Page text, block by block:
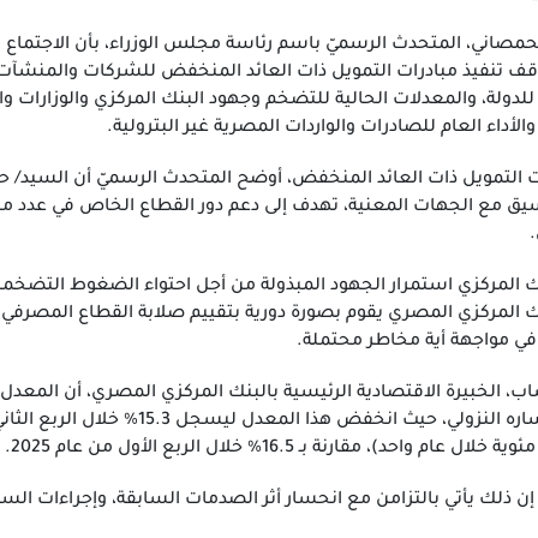
المتحدث الرسميّ باسم رئاسة مجلس الوزراء، بأن
تنفيذ مبادرات التمويل ذات العائد المنخفض للشركات
للدولة، والمعدلات الحالية للتضخم وجهود البنك المركزي
العام للصادرات والواردات المصرية غير البترولية.
ذات العائد المنخفض، أوضح المتحدث الرسميّ أن السيد/
مع الجهات المعنية، تهدف إلى دعم دور القطاع الخاص في
المركزي استمرار الجهود المبذولة من أجل احتواء الضغوط
المركزي المصري يقوم بصورة دورية بتقييم صلابة القطاع
مواجهة أية مخاطر محتملة.
الخبيرة الاقتصادية الرئيسية بالبنك المركزي المصري، أن
ذلك يأتي بالتزامن مع انحسار أثر الصدمات السابقة، وإجراءات